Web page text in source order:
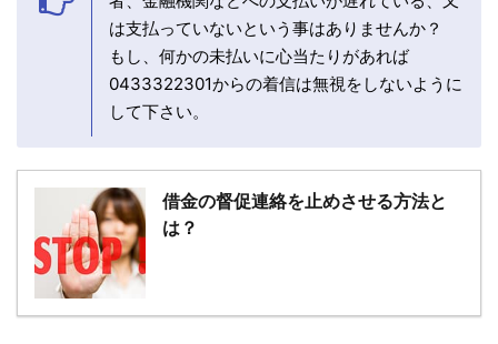
は支払っていないという事はありませんか？
もし、何かの未払いに心当たりがあれば
0433322301からの着信は無視をしないように
して下さい。
借金の督促連絡を止めさせる方法と
は？